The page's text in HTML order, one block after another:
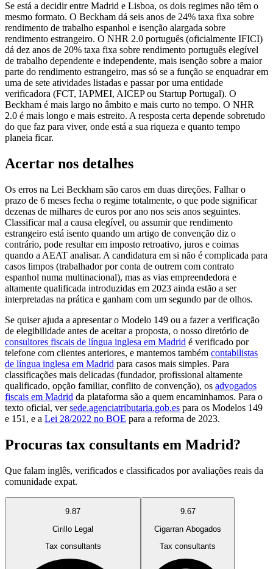
Se está a decidir entre Madrid e Lisboa, os dois regimes não têm o
mesmo formato. O Beckham dá seis anos de 24% taxa fixa sobre
rendimento de trabalho espanhol e isenção alargada sobre
rendimento estrangeiro. O NHR 2.0 português (oficialmente IFICI)
dá dez anos de 20% taxa fixa sobre rendimento português elegível
de trabalho dependente e independente, mais isenção sobre a maior
parte do rendimento estrangeiro, mas só se a função se enquadrar em
uma de sete atividades listadas e passar por uma entidade
verificadora (FCT, IAPMEI, AICEP ou Startup Portugal). O
Beckham é mais largo no âmbito e mais curto no tempo. O NHR
2.0 é mais longo e mais estreito. A resposta certa depende sobretudo
do que faz para viver, onde está a sua riqueza e quanto tempo
planeia ficar.
Acertar nos detalhes
Os erros na Lei Beckham são caros em duas direções. Falhar o
prazo de 6 meses fecha o regime totalmente, o que pode significar
dezenas de milhares de euros por ano nos seis anos seguintes.
Classificar mal a causa elegível, ou assumir que rendimento
estrangeiro está isento quando um artigo de convenção diz o
contrário, pode resultar em imposto retroativo, juros e coimas
quando a AEAT analisar. A candidatura em si não é complicada para
casos limpos (trabalhador por conta de outrem com contrato
espanhol numa multinacional), mas as vias empreendedora e
altamente qualificada introduzidas em 2023 ainda estão a ser
interpretadas na prática e ganham com um segundo par de olhos.
Se quiser ajuda a apresentar o Modelo 149 ou a fazer a verificação
de elegibilidade antes de aceitar a proposta, o nosso diretório de
consultores fiscais de língua inglesa em Madrid é verificado por
telefone com clientes anteriores, e mantemos também contabilistas
de língua inglesa em Madrid para casos mais simples. Para
classificações mais delicadas (fundador, profissional altamente
qualificado, opção familiar, conflito de convenção), os advogados
fiscais em Madrid da plataforma são a quem encaminhamos. Para o
texto oficial, versede.agenciatributaria.gob.es para os Modelos 149
e 151, e a Lei 28/2022 no BOE para a reforma de 2023.
Procuras tax consultants em Madrid?
Que falam inglês, verificados e classificados por avaliações reais da
comunidade expat.
9.87
Cirillo Legal
Tax consultants
9.67
Cigarran Abogados
Tax consultants